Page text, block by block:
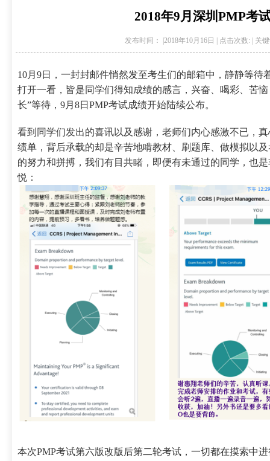
2018年9月深圳PMP考
发布时间： |2018年10月16日 | 点击次数: | 关
10月9日，一封封邮件悄然发至考生们的邮箱中，静静等待
打开一看，皆是同学们得知成绩的感言，兴奋、喝彩、苦
长”等待，9月8日PMP考试成绩开始陆续公布。
看到同学们发出的喜讯以及感谢，老师们内心感激不已，
绩单，背后承载的却是辛苦地啃教材、刷题库、做模拟以
的努力和拼搏，我们有目共睹，即便有未通过的同学，也
悦：
本次PMP考试第六版改版后第二轮考试，一切都在摸索中